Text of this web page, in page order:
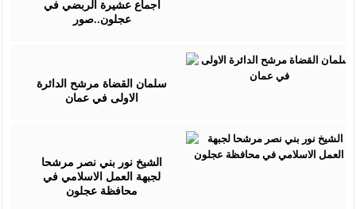
اجماع عشيرة الربضي في
عجلون..صور
سلمان القضاة مرشح الدائرة
الاولى في عمان
الشيخ نور بني نصر مرشحا
لجبهة العمل الاسلامي في
محافظة عجلون